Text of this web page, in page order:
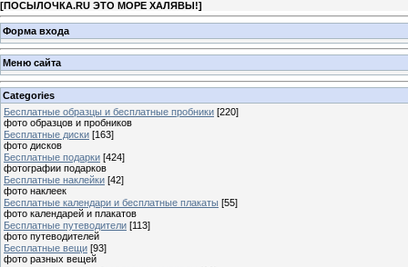
[ПОСЫЛОЧКА.RU ЭТО МОРЕ ХАЛЯВЫ!]
Форма входа
Меню сайта
Categories
Бесплатные образцы и бесплатные пробники [220]
фото образцов и пробников
Бесплатные диски [163]
фото дисков
Бесплатные подарки [424]
фотографии подарков
Бесплатные наклейки [42]
фото наклеек
Бесплатные календари и бесплатные плакаты [55]
фото календарей и плакатов
Бесплатные путеводители [113]
фото путеводителей
Бесплатные вещи [93]
фото разных вещей